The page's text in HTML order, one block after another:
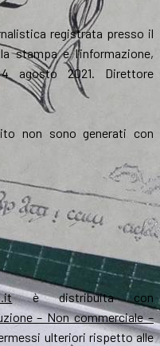
registrata presso il
stampa e l’informazione,
agosto 2021. Direttore
non sono generati con
è distribuita con
– Non commerciale –
ulteriori rispetto alle